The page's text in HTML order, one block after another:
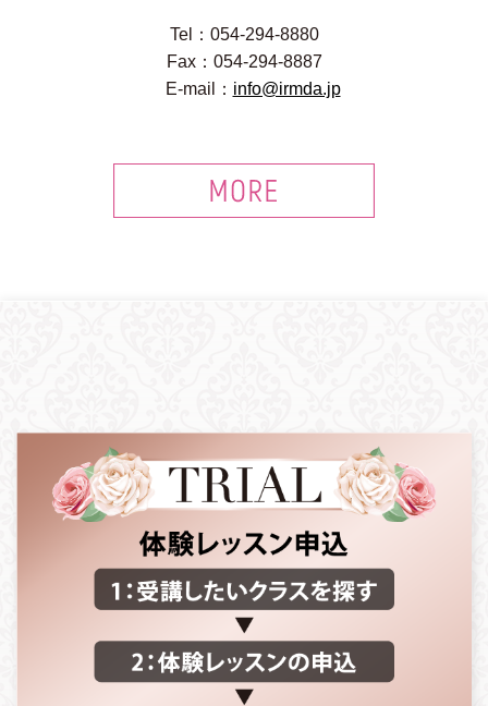
Tel：054-294-8880
Fax：054-294-8887
E-mail： info@irmda.jp